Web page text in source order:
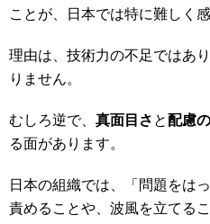
ことが、日本では特に難しく
理由は、技術力の不足ではあ
りません。
むしろ逆で、 真面目さ と配慮
る面があります。
日本の組織では、「問題をは
責めることや、波風を立てる